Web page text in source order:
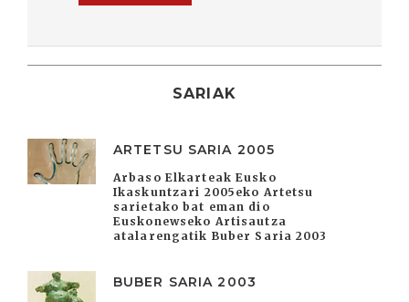
SARIAK
ARTETSU SARIA 2005
Arbaso Elkarteak Eusko
Ikaskuntzari 2005eko Artetsu
sarietako bat eman dio
Euskonewseko Artisautza
atalarengatik Buber Saria 2003
BUBER SARIA 2003